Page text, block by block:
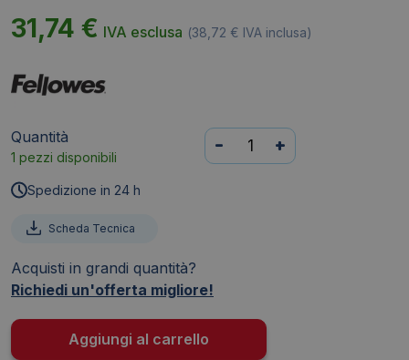
31,74 € IVA esclusa (38,72 € IVA inclusa)
Quantità
1 pezzi disponibili
Sacchetti
per
28
(conf.100)
- +
Spedizione in 24 h
Scheda Tecnica
Acquisti in grandi quantità?
Richiedi un'offerta migliore!
Aggiungi al carrello